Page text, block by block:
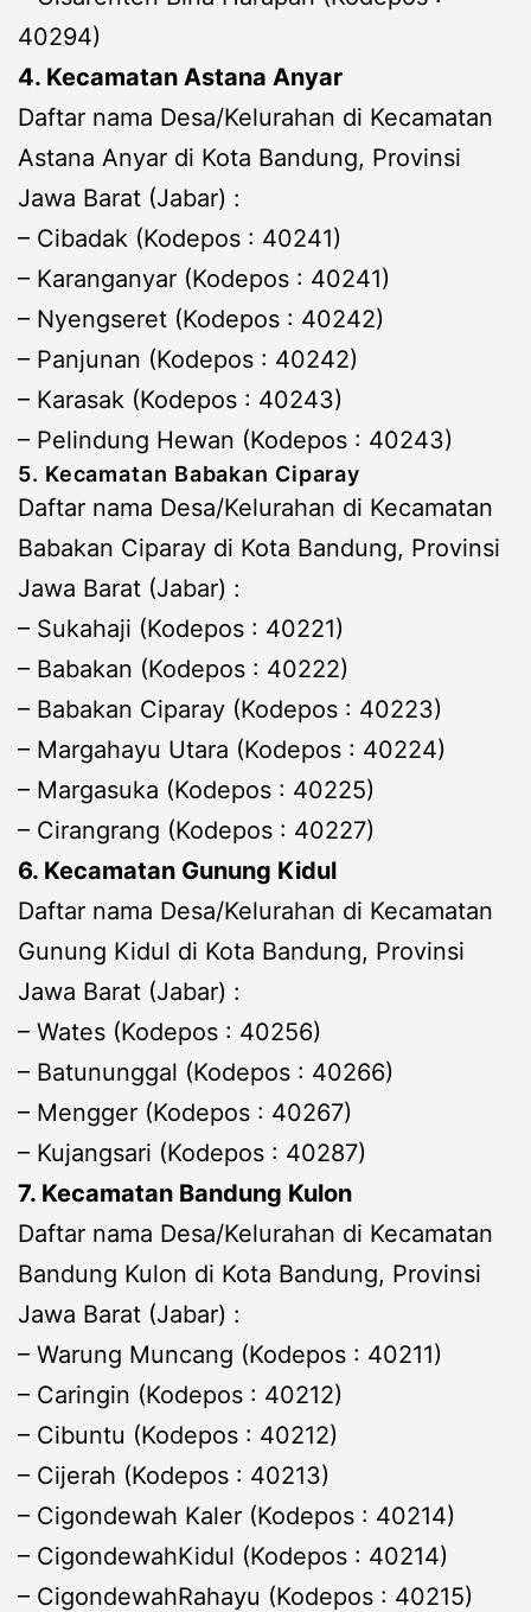
40294)
4. Kecamatan Astana Anyar
Daftar nama Desa/Kelurahan di Kecamatan
Astana Anyar di Kota Bandung, Provinsi
Jawa Barat (Jabar) :
– Cibadak (Kodepos : 40241)
– Karanganyar (Kodepos : 40241)
– Nyengseret (Kodepos : 40242)
– Panjunan (Kodepos : 40242)
– Karasak (Kodepos : 40243)
– Pelindung Hewan (Kodepos : 40243)
5. Kecamatan Babakan Ciparay
Daftar nama Desa/Kelurahan di Kecamatan
Babakan Ciparay di Kota Bandung, Provinsi
Jawa Barat (Jabar) :
– Sukahaji (Kodepos : 40221)
– Babakan (Kodepos : 40222)
– Babakan Ciparay (Kodepos : 40223)
– Margahayu Utara (Kodepos : 40224)
– Margasuka (Kodepos : 40225)
– Cirangrang (Kodepos : 40227)
6. Kecamatan Gunung Kidul
Daftar nama Desa/Kelurahan di Kecamatan
Gunung Kidul di Kota Bandung, Provinsi
Jawa Barat (Jabar) :
– Wates (Kodepos : 40256)
– Batununggal (Kodepos : 40266)
– Mengger (Kodepos : 40267)
– Kujangsari (Kodepos : 40287)
7. Kecamatan Bandung Kulon
Daftar nama Desa/Kelurahan di Kecamatan
Bandung Kulon di Kota Bandung, Provinsi
Jawa Barat (Jabar) :
– Warung Muncang (Kodepos : 40211)
– Caringin (Kodepos : 40212)
– Cibuntu (Kodepos : 40212)
– Cijerah (Kodepos : 40213)
– Cigondewah Kaler (Kodepos : 40214)
– CigondewahKidul (Kodepos : 40214)
– CigondewahRahayu (Kodepos : 40215)